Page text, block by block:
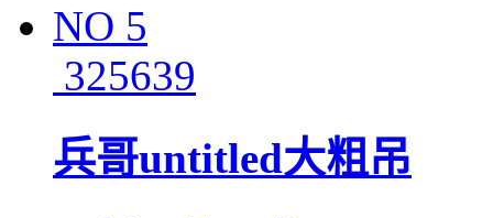
NO 5
325639
兵哥untitled大粗吊